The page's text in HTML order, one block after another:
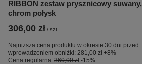
RIBBON zestaw prysznicowy suwany,
chrom połysk
306,00 zł / szt.
Najniższa cena produktu w okresie 30 dni przed
wprowadzeniem obniżki: 281,00 zł +8%
Cena regularna: 360,00 zł -15%